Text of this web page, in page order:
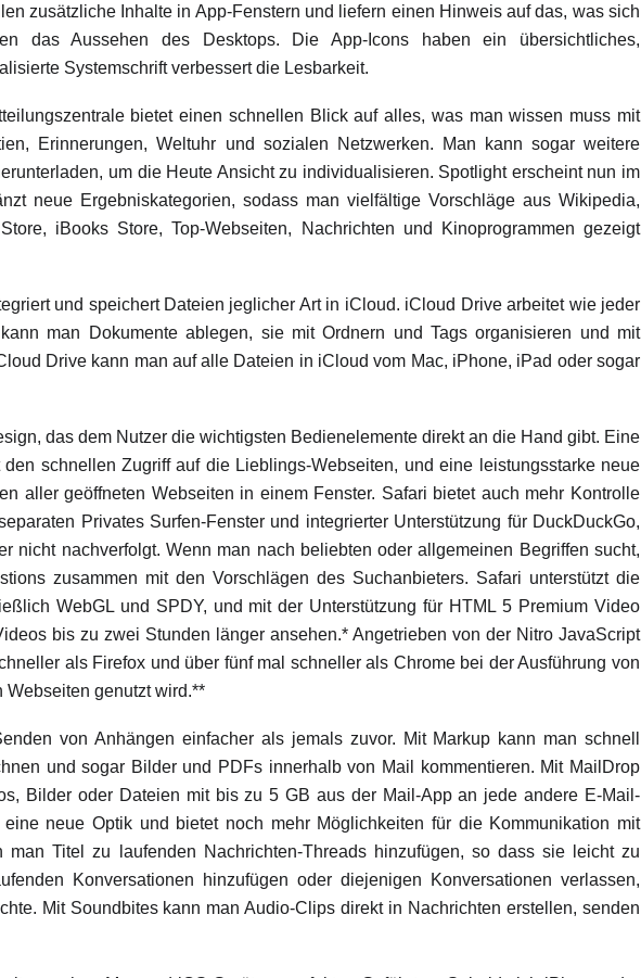
zusätzliche Inhalte in App-Fenstern und liefern einen Hinweis auf das, was sich
das Aussehen des Desktops. Die App-Icons haben ein übersichtliches,
Systemschrift verbessert die Lesbarkeit.
bietet einen schnellen Blick auf alles, was man wissen muss mit
Erinnerungen, Weltuhr und sozialen Netzwerken. Man kann sogar weitere
um die Heute Ansicht zu individualisieren. Spotlight erscheint nun im
neue Ergebniskategorien, sodass man vielfältige Vorschläge aus Wikipedia,
iBooks Store, Top-Webseiten, Nachrichten und Kinoprogrammen gezeigt
und speichert Dateien jeglicher Art in iCloud. iCloud Drive arbeitet wie jeder
man Dokumente ablegen, sie mit Ordnern und Tags organisieren und mit
Drive kann man auf alle Dateien in iCloud vom Mac, iPhone, iPad oder sogar
das dem Nutzer die wichtigsten Bedienelemente direkt an die Hand gibt. Eine
schnellen Zugriff auf die Lieblings-Webseiten, und eine leistungsstarke neue
aller geöffneten Webseiten in einem Fenster. Safari bietet auch mehr Kontrolle
Privates Surfen-Fenster und integrierter Unterstützung für DuckDuckGo,
nicht nachverfolgt. Wenn man nach beliebten oder allgemeinen Begriffen sucht,
zusammen mit den Vorschlägen des Suchanbieters. Safari unterstützt die
WebGL und SPDY, und mit der Unterstützung für HTML 5 Premium Video
bis zu zwei Stunden länger ansehen.* Angetrieben von der Nitro JavaScript
als Firefox und über fünf mal schneller als Chrome bei der Ausführung von
genutzt wird.**
von Anhängen einfacher als jemals zuvor. Mit Markup kann man schnell
und sogar Bilder und PDFs innerhalb von Mail kommentieren. Mit MailDrop
Bilder oder Dateien mit bis zu 5 GB aus der Mail-App an jede andere E-Mail-
neue Optik und bietet noch mehr Möglichkeiten für die Kommunikation mit
man Titel zu laufenden Nachrichten-Threads hinzufügen, so dass sie leicht zu
Konversationen hinzufügen oder diejenigen Konversationen verlassen,
Mit Soundbites kann man Audio-Clips direkt in Nachrichten erstellen, senden